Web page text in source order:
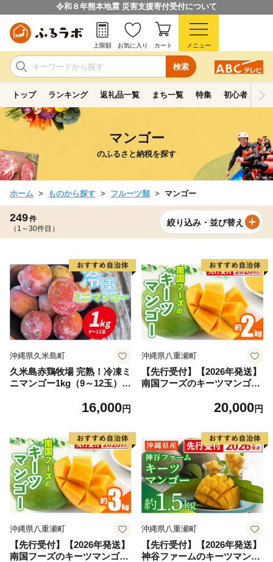
令和８年熊本地震 災害支援寄付受付について
検索
上限額 お気に入り カート メニュー
トップ ランキング 返礼品一覧 まち一覧 特集 初心者ガイド
マンゴー
のふるさと納税を探す
ホーム ものから探す フルーツ類 マンゴー
249件
（1～30件目）
絞り込み・並び替え
沖縄県久米島町
久米島赤鶏牧場 完熟！冷凍ミ
ニマンゴー1kg（9～12玉）
ミニサイズ 小さい 完熟 アイ
栽培 芳醇 爽やか 南国フルー
ツ 南の島 丸かじり スムージ
ー パフェ
16,000円
沖縄県八重瀬町
【先行受付】【2026年発送】
南国フーズのキーツマンゴー
送 南国フルーツ 旬の味覚 沖
20,000円
沖縄県八重瀬町
【先行受付】【2026年発送】
南国フーズのキーツマンゴー
沖縄県八重瀬町
【先行受付】【2026年発送】
神谷ファームのキーツマンゴ